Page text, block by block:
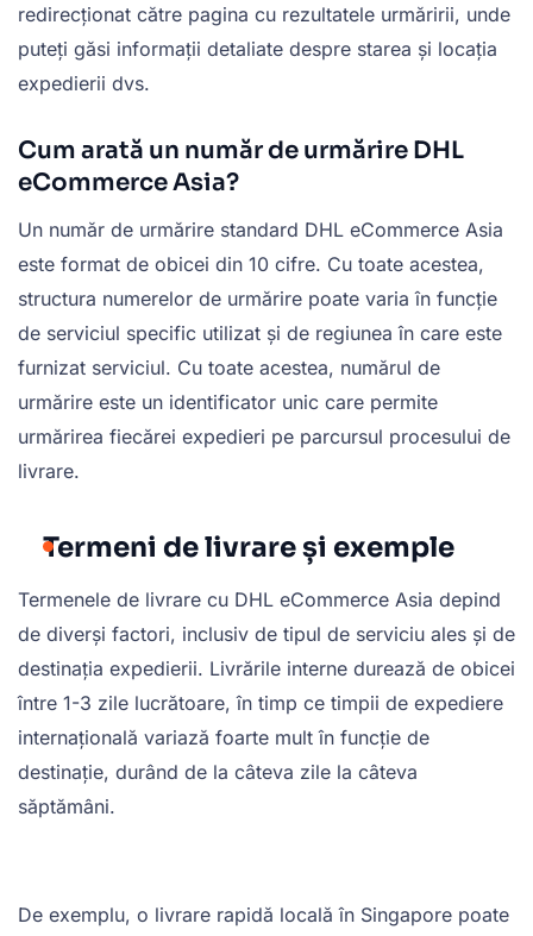
redirecționat către pagina cu rezultatele urmăririi, unde
puteți găsi informații detaliate despre starea și locația
expedierii dvs.
Cum arată un număr de urmărire DHL
eCommerce Asia?
Un număr de urmărire standard DHL eCommerce Asia
este format de obicei din 10 cifre. Cu toate acestea,
structura numerelor de urmărire poate varia în funcție
de serviciul specific utilizat și de regiunea în care este
furnizat serviciul. Cu toate acestea, numărul de
urmărire este un identificator unic care permite
urmărirea fiecărei expedieri pe parcursul procesului de
livrare.
Termeni de livrare și exemple
Termenele de livrare cu DHL eCommerce Asia depind
de diverși factori, inclusiv de tipul de serviciu ales și de
destinația expedierii. Livrările interne durează de obicei
între 1-3 zile lucrătoare, în timp ce timpii de expediere
internațională variază foarte mult în funcție de
destinație, durând de la câteva zile la câteva
săptămâni.
De exemplu, o livrare rapidă locală în Singapore poate